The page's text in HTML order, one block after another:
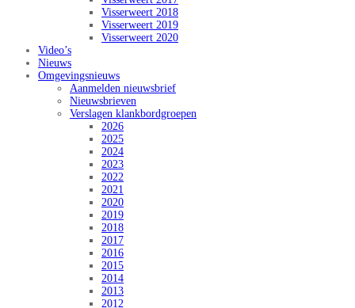
Visserweert 2018
Visserweert 2019
Visserweert 2020
Video’s
Nieuws
Omgevingsnieuws
Aanmelden nieuwsbrief
Nieuwsbrieven
Verslagen klankbordgroepen
2026
2025
2024
2023
2022
2021
2020
2019
2018
2017
2016
2015
2014
2013
2012